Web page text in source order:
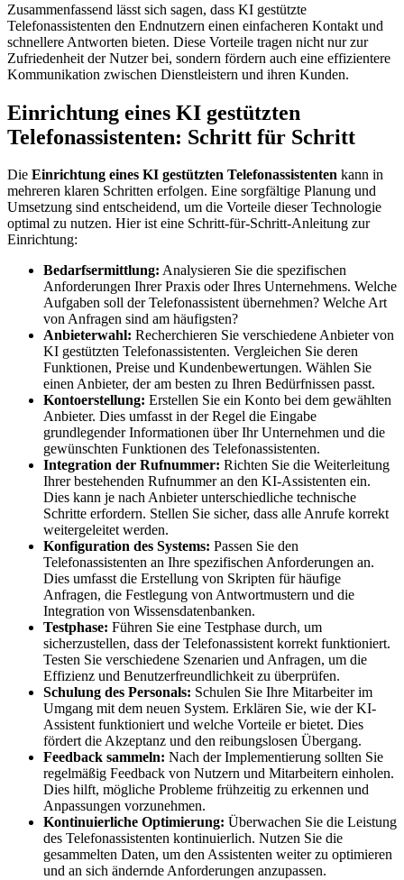
Zusammenfassend lässt sich sagen, dass KI gestützte
Telefonassistenten den Endnutzern einen einfacheren Kontakt und
schnellere Antworten bieten. Diese Vorteile tragen nicht nur zur
Zufriedenheit der Nutzer bei, sondern fördern auch eine effizientere
Kommunikation zwischen Dienstleistern und ihren Kunden.
Einrichtung eines KI gestützten
Telefonassistenten: Schritt für Schritt
Die Einrichtung eines KI gestützten Telefonassistenten kann in
mehreren klaren Schritten erfolgen. Eine sorgfältige Planung und
Umsetzung sind entscheidend, um die Vorteile dieser Technologie
optimal zu nutzen. Hier ist eine Schritt-für-Schritt-Anleitung zur
Einrichtung:
Bedarfsermittlung: Analysieren Sie die spezifischen
Anforderungen Ihrer Praxis oder Ihres Unternehmens. Welche
Aufgaben soll der Telefonassistent übernehmen? Welche Art
von Anfragen sind am häufigsten?
Anbieterwahl: Recherchieren Sie verschiedene Anbieter von
KI gestützten Telefonassistenten. Vergleichen Sie deren
Funktionen, Preise und Kundenbewertungen. Wählen Sie
einen Anbieter, der am besten zu Ihren Bedürfnissen passt.
Kontoerstellung: Erstellen Sie ein Konto bei dem gewählten
Anbieter. Dies umfasst in der Regel die Eingabe
grundlegender Informationen über Ihr Unternehmen und die
gewünschten Funktionen des Telefonassistenten.
Integration der Rufnummer: Richten Sie die Weiterleitung
Ihrer bestehenden Rufnummer an den KI-Assistenten ein.
Dies kann je nach Anbieter unterschiedliche technische
Schritte erfordern. Stellen Sie sicher, dass alle Anrufe korrekt
weitergeleitet werden.
Konfiguration des Systems: Passen Sie den
Telefonassistenten an Ihre spezifischen Anforderungen an.
Dies umfasst die Erstellung von Skripten für häufige
Anfragen, die Festlegung von Antwortmustern und die
Integration von Wissensdatenbanken.
Testphase: Führen Sie eine Testphase durch, um
sicherzustellen, dass der Telefonassistent korrekt funktioniert.
Testen Sie verschiedene Szenarien und Anfragen, um die
Effizienz und Benutzerfreundlichkeit zu überprüfen.
Schulung des Personals: Schulen Sie Ihre Mitarbeiter im
Umgang mit dem neuen System. Erklären Sie, wie der KI-
Assistent funktioniert und welche Vorteile er bietet. Dies
fördert die Akzeptanz und den reibungslosen Übergang.
Feedback sammeln: Nach der Implementierung sollten Sie
regelmäßig Feedback von Nutzern und Mitarbeitern einholen.
Dies hilft, mögliche Probleme frühzeitig zu erkennen und
Anpassungen vorzunehmen.
Kontinuierliche Optimierung: Überwachen Sie die Leistung
des Telefonassistenten kontinuierlich. Nutzen Sie die
gesammelten Daten, um den Assistenten weiter zu optimieren
und an sich ändernde Anforderungen anzupassen.